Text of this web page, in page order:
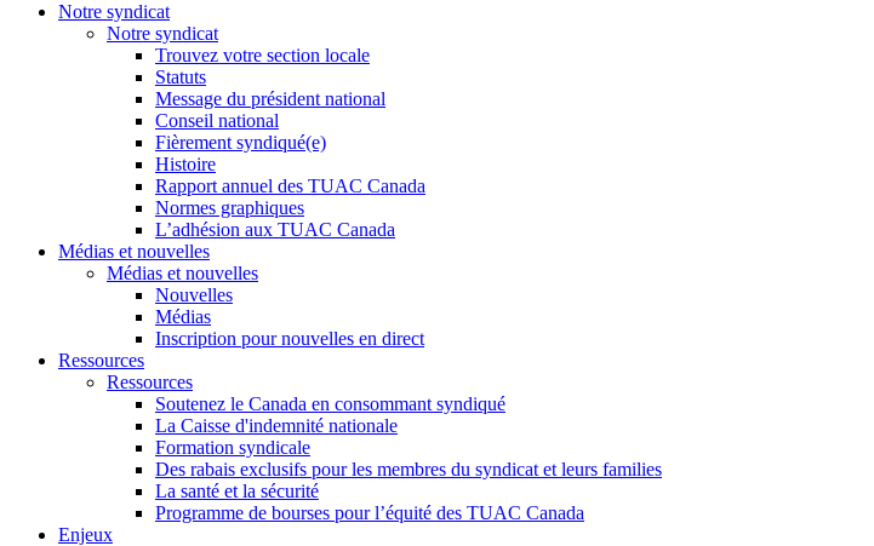
Notre syndicat
Notre syndicat
Trouvez votre section locale
Statuts
Message du président national
Conseil national
Fièrement syndiqué(e)
Histoire
Rapport annuel des TUAC Canada
Normes graphiques
L’adhésion aux TUAC Canada
Médias et nouvelles
Médias et nouvelles
Nouvelles
Médias
Inscription pour nouvelles en direct
Ressources
Ressources
Soutenez le Canada en consommant syndiqué
La Caisse d'indemnité nationale
Formation syndicale
Des rabais exclusifs pour les membres du syndicat et leurs families
La santé et la sécurité
Programme de bourses pour l’équité des TUAC Canada
Enjeux